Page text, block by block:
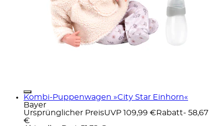
Kombi-Puppenwagen »City Star Einhorn«
Bayer
Ursprünglicher PreisUVP 109,99 € Rabatt- 58,67
€